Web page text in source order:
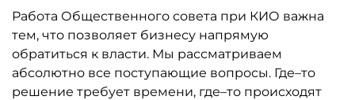
Работа Общественного совета при КИО важна
тем, что позволяет бизнесу напрямую
обратиться к власти. Мы рассматриваем
абсолютно все поступающие вопросы. Где–то
решение требует времени, где–то происходят